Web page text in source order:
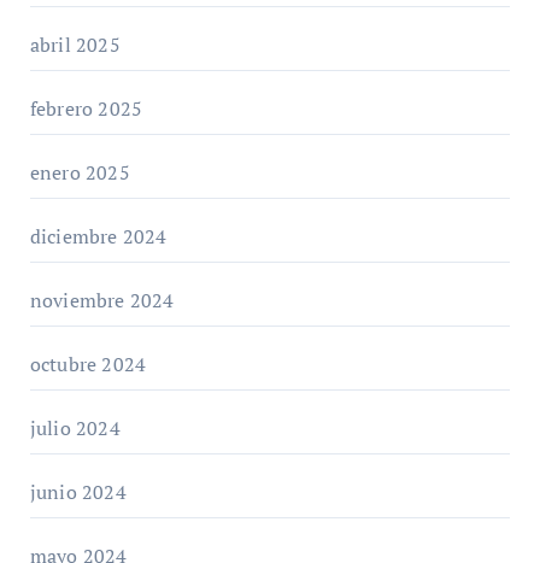
abril 2025
febrero 2025
enero 2025
diciembre 2024
noviembre 2024
octubre 2024
julio 2024
junio 2024
mayo 2024